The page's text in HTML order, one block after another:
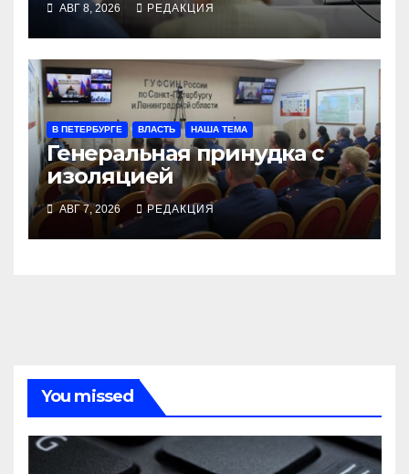
АВГ 8, 2026 РЕДАКЦИЯ
В ПЕТЕРБУРГЕ ВЛАСТЬ НАША ТЕМА
Генеральная принудка с
изоляцией
АВГ 7, 2026 РЕДАКЦИЯ
You missed